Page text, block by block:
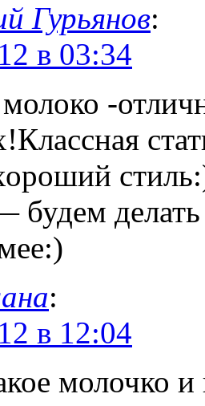
Гурьянов:
в 03:34
-
будем
:
в 12:04
молочко